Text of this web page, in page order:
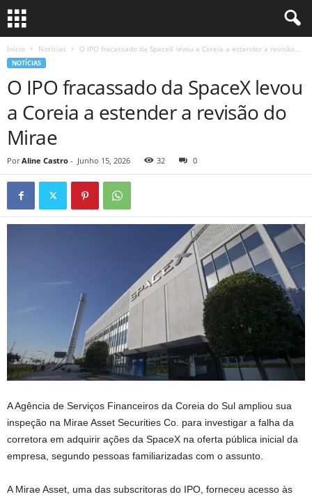
Início Notícias O IPO fracassado da SpaceX levou a Coreia a estender a revisão...
NOTÍCIAS
O IPO fracassado da SpaceX levou
a Coreia a estender a revisão do
Mirae
Por Aline Castro - Junho 15, 2026 32 0
A Agência de Serviços Financeiros da Coreia do Sul ampliou sua
inspeção na Mirae Asset Securities Co. para investigar a falha da
corretora em adquirir ações da SpaceX na oferta pública inicial da
empresa, segundo pessoas familiarizadas com o assunto.
A Mirae Asset, uma das subscritoras do IPO, forneceu acesso às